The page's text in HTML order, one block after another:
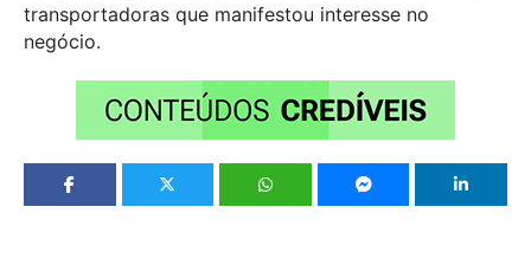
transportadoras que manifestou interesse no
negócio.